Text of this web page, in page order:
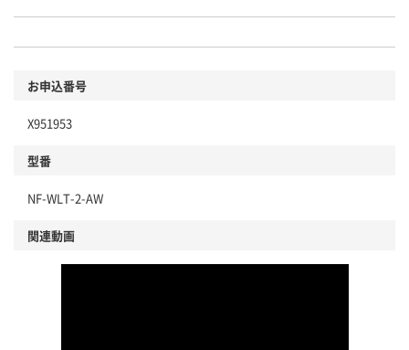
お申込番号
X951953
型番
NF-WLT-2-AW
関連動画